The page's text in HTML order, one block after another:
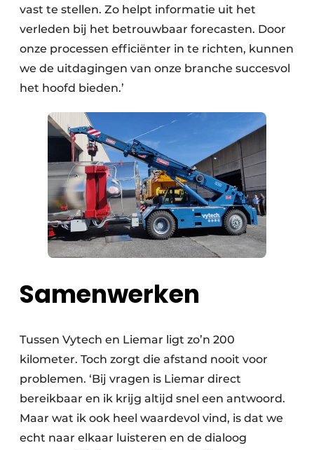
vast te stellen. Zo helpt informatie uit het
verleden bij het betrouwbaar forecasten. Door
onze processen efficiënter in te richten, kunnen
we de uitdagingen van onze branche succesvol
het hoofd bieden.’
Samenwerken
Tussen Vytech en Liemar ligt zo’n 200
kilometer. Toch zorgt die afstand nooit voor
problemen. ‘Bij vragen is Liemar direct
bereikbaar en ik krijg altijd snel een antwoord.
Maar wat ik ook heel waardevol vind, is dat we
echt naar elkaar luisteren en de dialoog